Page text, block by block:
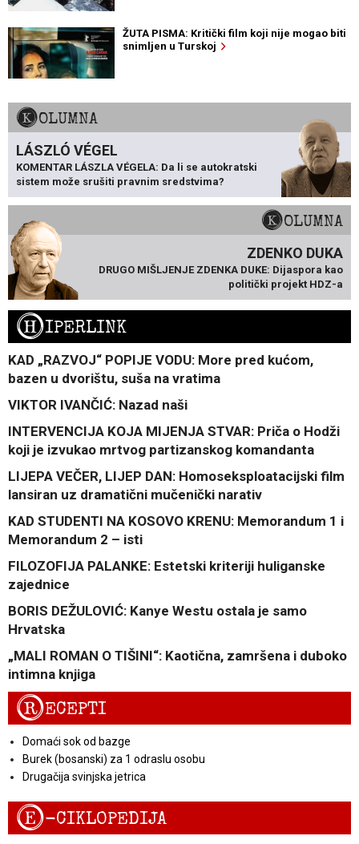
ŽUTA PISMA: Kritički film koji nije mogao biti
snimljen u Turskoj
KOLUMNA
LÁSZLÓ VÉGEL
KOMENTAR LÁSZLA VÉGELA: Da li se autokratski
sistem može srušiti pravnim sredstvima?
KOLUMNA
ZDENKO DUKA
DRUGO MIŠLJENJE ZDENKA DUKE: Dijaspora kao
politički projekt HDZ-a
HIPERLINK
KAD „RAZVOJ“ POPIJE VODU: More pred kućom,
bazen u dvorištu, suša na vratima
VIKTOR IVANČIĆ: Nazad naši
INTERVENCIJA KOJA MIJENJA STVAR: Priča o Hodži
koji je izvukao mrtvog partizanskog komandanta
LIJEPA VEČER, LIJEP DAN: Homoseksploatacijski film
lansiran uz dramatični mučenički narativ
KAD STUDENTI NA KOSOVO KRENU: Memorandum 1 i
Memorandum 2 – isti
FILOZOFIJA PALANKE: Estetski kriteriji huliganske
zajednice
BORIS DEŽULOVIĆ: Kanye Westu ostala je samo
Hrvatska
„MALI ROMAN O TIŠINI“: Kaotična, zamršena i duboko
intimna knjiga
RECEPTI
Domaći sok od bazge
Burek (bosanski) za 1 odraslu osobu
Drugačija svinjska jetrica
E-CIKLOPEDIJA